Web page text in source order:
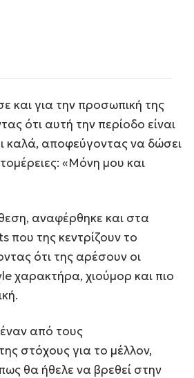
και για την προσωπική της
ότι αυτή την περίοδο είναι
καλά, αποφεύγοντας να δώσει
«Μόνη μου και
αναφέρθηκε και στα
που της κεντρίζουν το
ότι της αρέσουν οι
χαρακτήρα, χιούμορ και πιο
από τους
στόχους για το μέλλον,
θα ήθελε να βρεθεί στην